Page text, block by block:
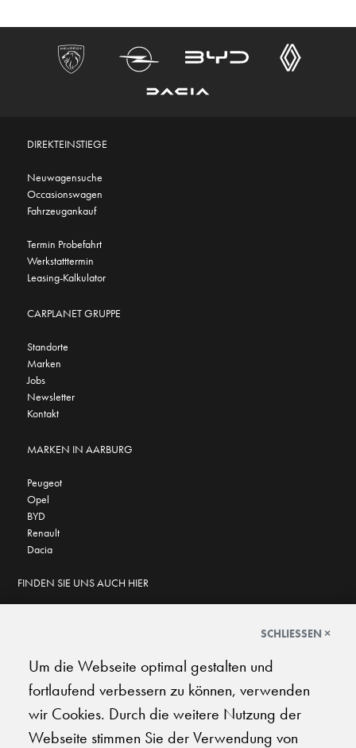
DIREKTEINSTIEGE
Neuwagensuche
Occasionswagen
Fahrzeugankauf
Termin Probefahrt
Werkstatttermin
Leasing-Kalkulator
CARPLANET GRUPPE
Standorte
Marken
Jobs
Newsletter
Kontakt
MARKEN IN AARBURG
Peugeot
Opel
BYD
Renault
Dacia
FINDEN SIE UNS AUCH HIER
4.6 ★★★★★
★★★★★
SCHLIESSEN ×
Um die Webseite optimal gestalten und
fortlaufend verbessern zu können, verwenden
wir Cookies. Durch die weitere Nutzung der
Webseite stimmen Sie der Verwendung von